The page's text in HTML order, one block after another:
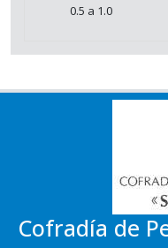
0.5 a 1.0
Cofradía de